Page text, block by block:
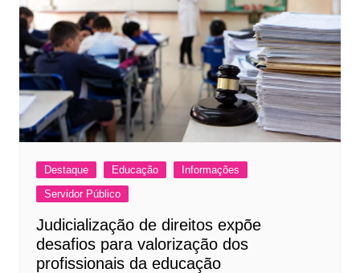
Destaque Educação
Informações
Servidor Público
Judicialização de direitos expõe
desafios para valorização dos
profissionais da educação